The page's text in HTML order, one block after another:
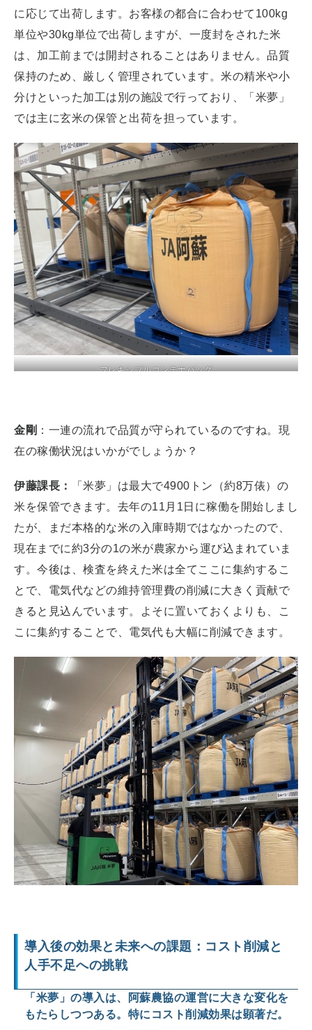
に応じて出荷します。お客様の都合に合わせて100kg
単位や30kg単位で出荷しますが、一度封をされた米
は、加工前までは開封されることはありません。品質
保持のため、厳しく管理されています。米の精米や小
分けといった加工は別の施設で行っており、「米夢」
では主に玄米の保管と出荷を担っています。
フレキシブルコンテナバッグ
金剛 ：一連の流れで品質が守られているのですね。現
在の稼働状況はいかがでしょうか？
伊藤課長：
「米夢」は最大で4900トン（約8万俵）の
米を保管できます。去年の11月1日に稼働を開始しまし
たが、まだ本格的な米の入庫時期ではなかったので、
現在までに約3分の1の米が農家から運び込まれていま
す。今後は、検査を終えた米は全てここに集約するこ
とで、電気代などの維持管理費の削減に大きく貢献で
きると見込んでいます。よそに置いておくよりも、こ
こに集約することで、電気代も大幅に削減できます。
導入後の効果と未来への課題：コスト削減と
人手不足への挑戦
「米夢」の導入は、阿蘇農協の運営に大きな変化を
もたらしつつある。特にコスト削減効果は顕著だ。